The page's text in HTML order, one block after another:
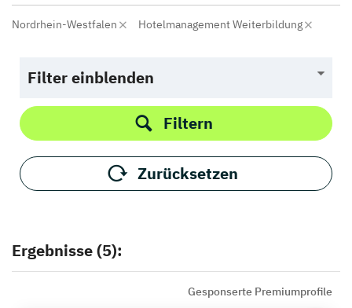
Nordrhein-Westfalen Hotelmanagement Weiterbildung
Filter einblenden
Filtern
Zurücksetzen
Ergebnisse (5):
Gesponserte Premiumprofile